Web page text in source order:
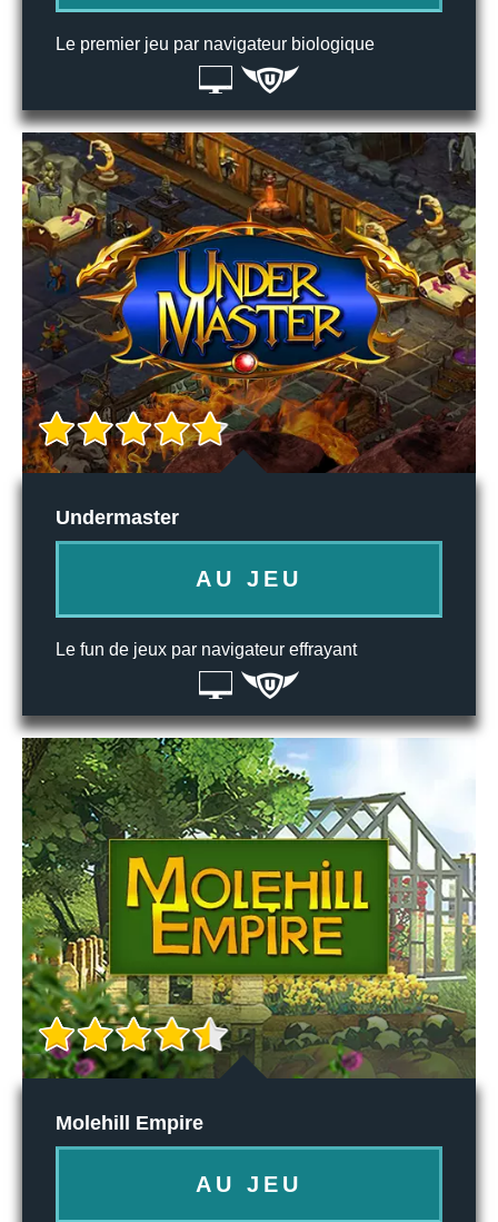
Le premier jeu par navigateur biologique
Undermaster
AU JEU
Le fun de jeux par navigateur effrayant
Molehill Empire
AU JEU